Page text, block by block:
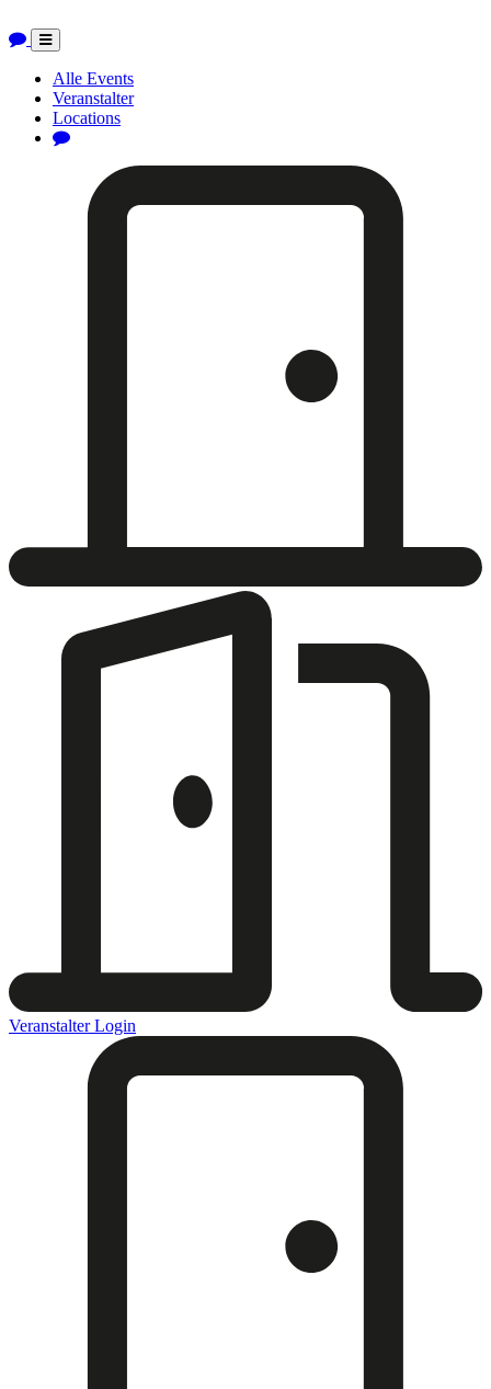
Toggle
navigation
Alle Events
Veranstalter
Locations
Veranstalter Login